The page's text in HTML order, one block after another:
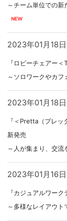
～チーム単位での新
2023年01月18日
『ロビーチェアー
～ソロワークやカフ
2023年01月18日
『＜Pretta（プレッ
新発売
～人が集まり、交流
2023年01月16日
『カジュアルワー
～多様なレイアウト